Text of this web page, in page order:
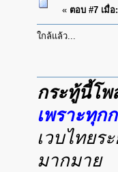
« ตอบ #7 เมื่อ:
ใกล้แล้ว...
กระทู้นี้โพ
เพราะทุก
เวบไทยร
มากมาย